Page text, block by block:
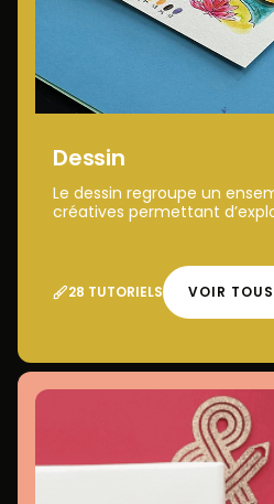
Dessin
Le dessin regroupe un
créatives permettant
28 TUTORIELS VOIR